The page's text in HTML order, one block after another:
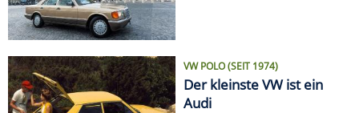
VW POLO (SEIT 1974)
Der kleinste VW ist ein
Audi